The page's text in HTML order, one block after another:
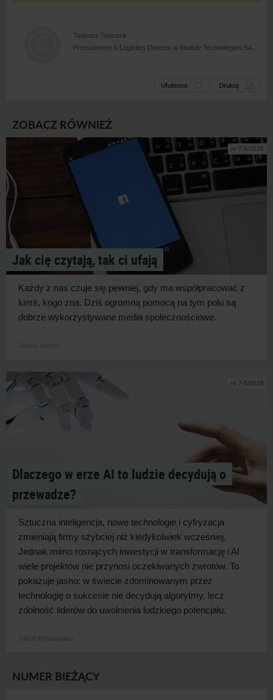
Tadeusz Twardzik
Procurement & Logistics Director w Module Technologies SA
Ulubione Drukuj
ZOBACZ RÓWNIEŻ
nr 7-8/2026
Jak cię czytają, tak ci ufają
Każdy z nas czuje się pewniej, gdy ma współpracować z
kimś, kogo zna. Dziś ogromną pomocą na tym polu są
dobrze wykorzystywane media społecznościowe.
nr 7-8/2026
Dlaczego w erze AI to ludzie decydują o
przewadze?
Sztuczna inteligencja, nowe technologie i cyfryzacja
zmieniają firmy szybciej niż kiedykolwiek wcześniej.
Jednak mimo rosnących inwestycji w transformację i AI
wiele projektów nie przynosi oczekiwanych zwrotów. To
pokazuje jasno: w świecie zdominowanym przez
technologię o sukcesie nie decydują algorytmy, lecz
zdolność liderów do uwolnienia ludzkiego potencjału.
NUMER BIEŻĄCY